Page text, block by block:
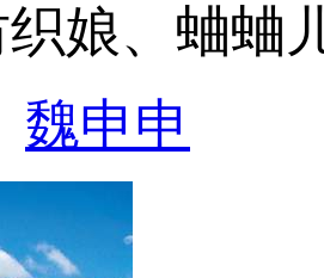
织娘、蛐
魏申申